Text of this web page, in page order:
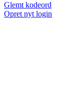
Glemt kodeord
Opret nyt login